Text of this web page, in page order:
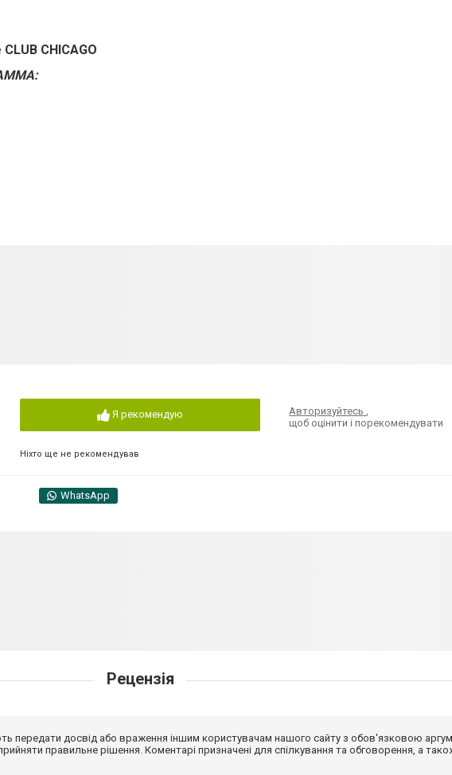
CHICAGO
Я рекомендую
Ніхто ще не рекомендував
Авторизуйтесь,
щоб оцінити і порекомендувати
WhatsApp
Рецензія
передати досвід або враження іншим користувачам нашого сайту з обов'язковою
правильне рішення. Коментарі призначені для спілкування та обговорення, а